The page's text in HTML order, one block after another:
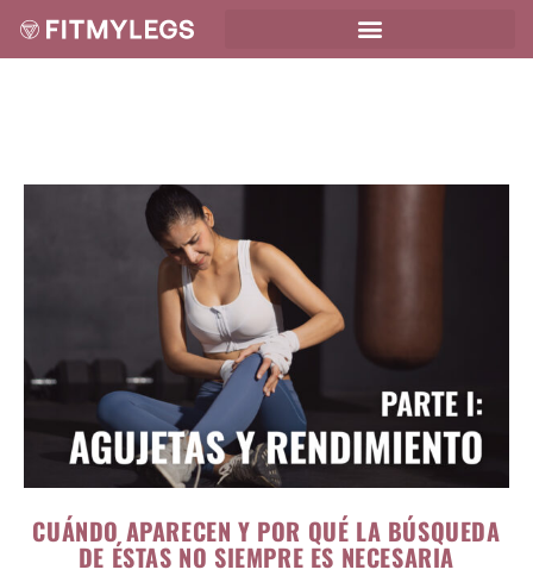
CUÁNDO APARECEN Y POR QUÉ LA BÚSQUEDA
DE ÉSTAS NO SIEMPRE ES NECESARIA